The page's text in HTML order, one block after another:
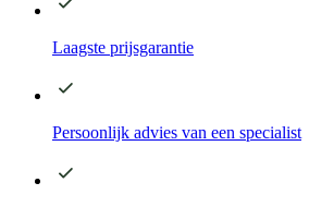
Laagste prijsgarantie
Persoonlijk advies van een specialist